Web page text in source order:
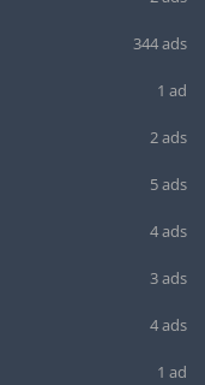
344 ads
1 ad
2 ads
5 ads
4 ads
3 ads
4 ads
1 ad